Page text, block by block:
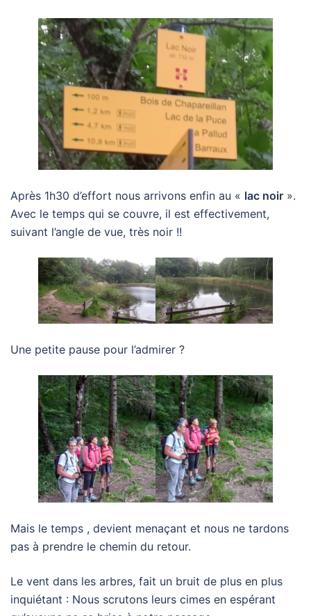
Après 1h30 d’effort nous arrivons enfin au « lac noir ».
Avec le temps qui se couvre, il est effectivement,
suivant l’angle de vue, très noir !!
Une petite pause pour l’admirer ?
Mais le temps , devient menaçant et nous ne tardons
pas à prendre le chemin du retour.
Le vent dans les arbres, fait un bruit de plus en plus
inquiétant : Nous scrutons leurs cimes en espérant